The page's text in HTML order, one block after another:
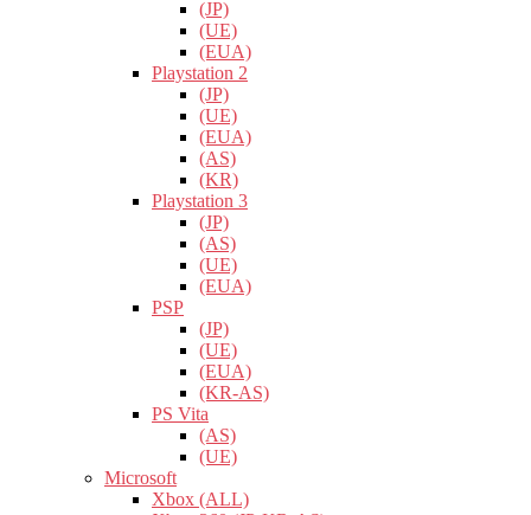
(JP)
(UE)
(EUA)
Playstation 2
(JP)
(UE)
(EUA)
(AS)
(KR)
Playstation 3
(JP)
(AS)
(UE)
(EUA)
PSP
(JP)
(UE)
(EUA)
(KR-AS)
PS Vita
(AS)
(UE)
Microsoft
Xbox (ALL)